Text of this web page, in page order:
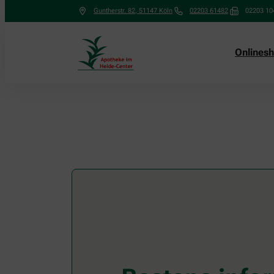
Guntherstr. 82, 51147 Köln 02203 61482 02203